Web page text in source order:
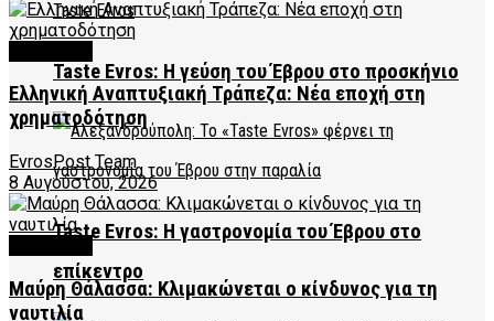
Taste Evros: Η γεύση του Έβρου στο προσκήνιο
Taste Evros: Η γαστρονομία του Έβρου στο
επίκεντρο
Ελληνική Αναπτυξιακή Τράπεζα: Νέα εποχή στη
χρηματοδότηση
EvrosPost Team
8 Αυγούστου, 2026
Μαύρη Θάλασσα: Κλιμακώνεται ο κίνδυνος για τη
ναυτιλία